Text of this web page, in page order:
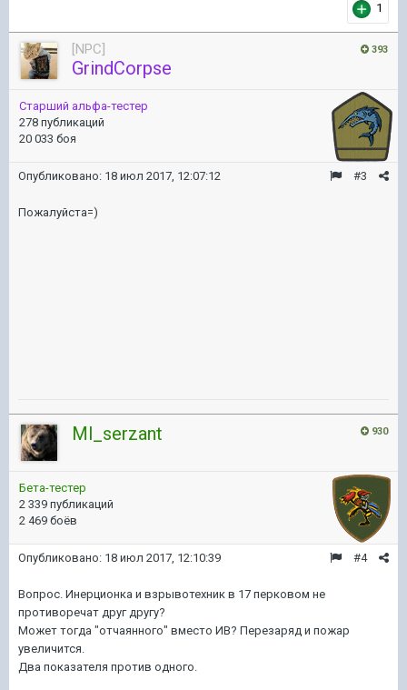
1
393
[NPC]
GrindCorpse
Старший альфа-тестер
278 публикаций
20 033 боя
#3
Опубликовано: 18 июл 2017, 12:07:12
Пожалуйста=)
930
Ml_serzant
Бета-тестер
2 339 публикаций
2 469 боёв
#4
Опубликовано: 18 июл 2017, 12:10:39
Вопрос. Инерционка и взрывотехник в 17 перковом не
противоречат друг другу?
Может тогда "отчаянного" вместо ИВ? Перезаряд и пожар
увеличится.
Два показателя против одного.